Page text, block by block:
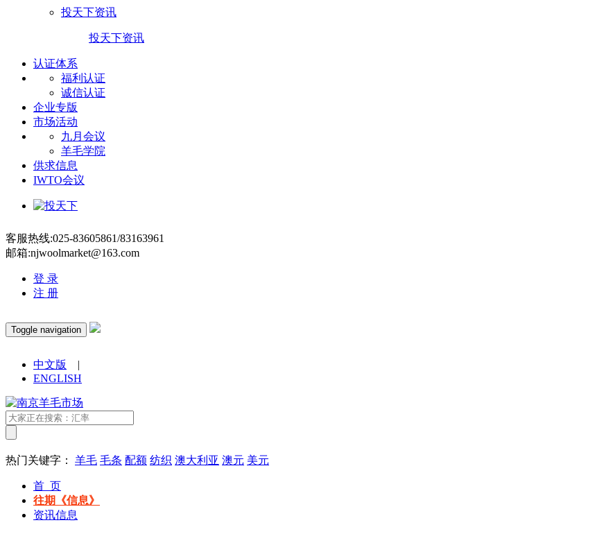
投天下资讯
投天下资讯
认证体系
福利认证
诚信认证
企业专版
市场活动
九月会议
羊毛学院
供求信息
IWTO会议
客服热线:025-83605861/83163961
邮箱:njwoolmarket@163.com
登 录
注 册
Toggle navigation
中文版
|
ENGLISH
热门关键字： 羊毛 毛条 配额 纺织 澳大利亚 澳元 美元
首 页
往期《信息》
资讯信息